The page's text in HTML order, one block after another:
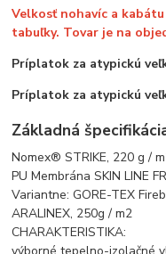
Velkosť nohavíc a
tabuľky. Tovar je na
Príplatok za atypickú
Príplatok za atypickú
Základná
Nomex® STRIKE, 220 g /
PU Membrána SKIN LINE
Variantne: GORE-TEX
ARALINEX, 250g / m2
CHARAKTERISTIKA: